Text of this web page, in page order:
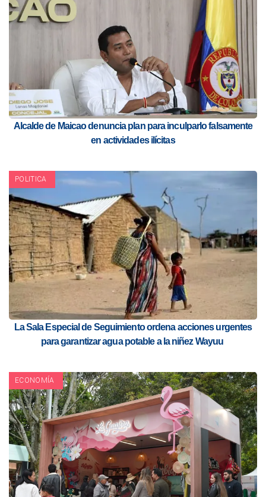
Alcalde de Maicao denuncia plan para inculparlo falsamente
en actividades ilícitas
POLITICA
La Sala Especial de Seguimiento ordena acciones urgentes
para garantizar agua potable a la niñez Wayuu
ECONOMÍA